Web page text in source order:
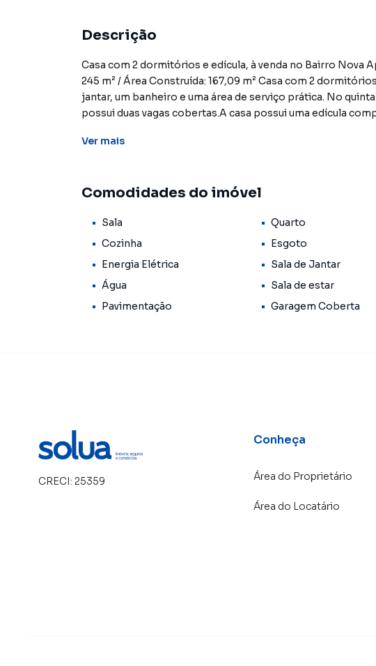
Descrição
Casa com 2 dormitórios e edícula, à venda no Bairro Nova
245 m² / Área Construída: 167,09 m² Casa com 2
jantar, um banheiro e uma área de serviço prática. No
possui duas vagas cobertas.A casa possui uma edícula
corretores! CRECI 25359J **OBS: Os imóveis constantes
Ver mais
Comodidades do imóvel
Sala Quarto
Cozinha
Esgoto
Energia Elétrica
Sala de Jantar
Água
Sala de estar
Pavimentação
Garagem Coberta
CRECI: 25359
Conheça
Área do Proprietário
Área do Locatário